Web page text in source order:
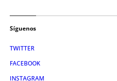
Síguenos
TWITTER
FACEBOOK
INSTAGRAM